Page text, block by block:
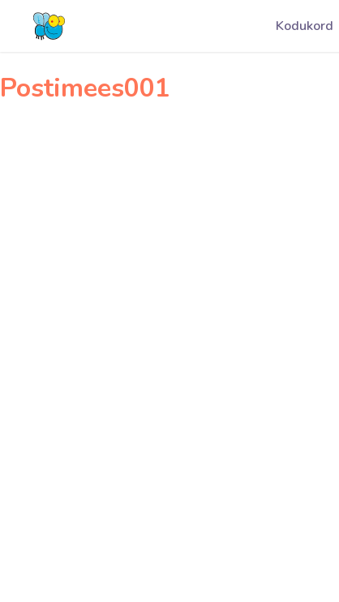
Kodukord
Postimees001
Navigeerimine
Bauhof001